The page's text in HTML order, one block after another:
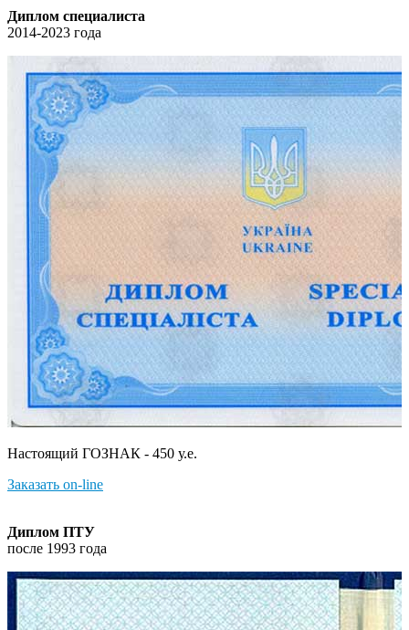
Диплом специалиста
2014-2023 года
Настоящий ГОЗНАК - 450 у.е.
Заказать on-line
Диплом ПТУ
после 1993 года